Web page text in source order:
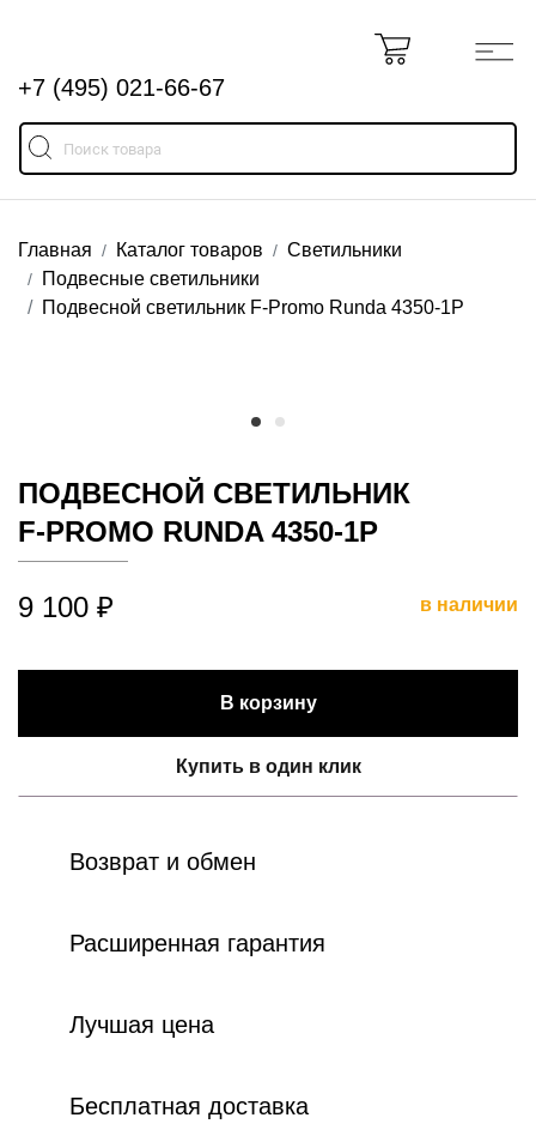
+7 (495) 021-66-67
Главная Каталог товаров
Светильники
Подвесные светильники
Подвесной светильник F-Promo Runda 4350-1P
ПОДВЕСНОЙ СВЕТИЛЬНИК
F-PROMO RUNDA 4350-1P
9 100 ₽ в наличии
В корзину
Купить в один клик
Возврат и обмен
Расширенная гарантия
Лучшая цена
Бесплатная доставка